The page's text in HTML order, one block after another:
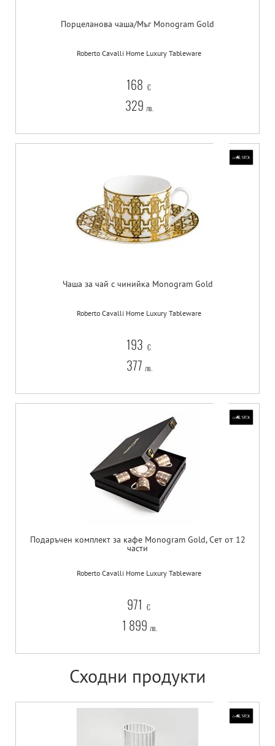
Порцеланова чаша/Мъг Monogram Gold
Roberto Cavalli Home Luxury Tableware
168 €
329 лв.
Чаша за чай с чинийка Monogram Gold
Roberto Cavalli Home Luxury Tableware
193 €
377 лв.
Подаръчен комплект за кафе Monogram Gold, Сет от 12
части
Roberto Cavalli Home Luxury Tableware
971 €
1 899 лв.
Сходни продукти